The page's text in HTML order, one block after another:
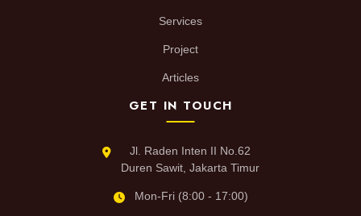
Services
Project
Articles
GET IN TOUCH
Jl. Raden Inten II No.62
Duren Sawit, Jakarta Timur
Mon-Fri (8:00 - 17:00)